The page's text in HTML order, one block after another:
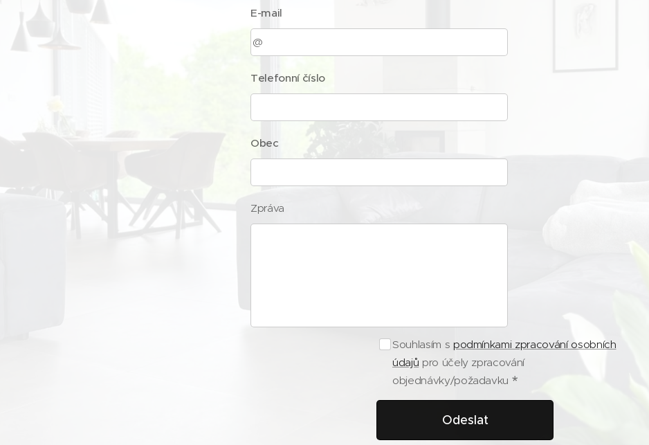
E-mail
Telefonní číslo
Obec
Zpráva
Souhlasím s podmínkami zpracování osobních
údajů pro účely zpracování
objednávky/požadavku
Odeslat